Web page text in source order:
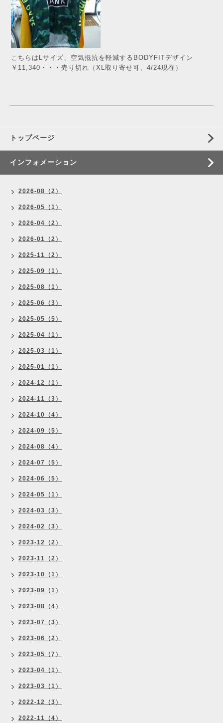
こちらはLサイズ、空気抵抗を軽減するBODYFITデザイン
￥11,340・・・売り切れ（XL取り寄せ可、4/24現在）
トップページ
インフォメーション
2026-08（2）
2026-05（1）
2026-04（2）
2026-01（2）
2025-11（2）
2025-09（1）
2025-08（1）
2025-06（3）
2025-05（5）
2025-04（1）
2025-03（1）
2025-01（1）
2024-12（1）
2024-11（3）
2024-10（4）
2024-09（5）
2024-08（4）
2024-07（5）
2024-06（5）
2024-05（1）
2024-03（3）
2024-02（3）
2023-12（2）
2023-11（2）
2023-10（1）
2023-09（1）
2023-08（4）
2023-07（3）
2023-06（2）
2023-05（7）
2023-04（1）
2023-03（1）
2022-12（3）
2022-11（4）